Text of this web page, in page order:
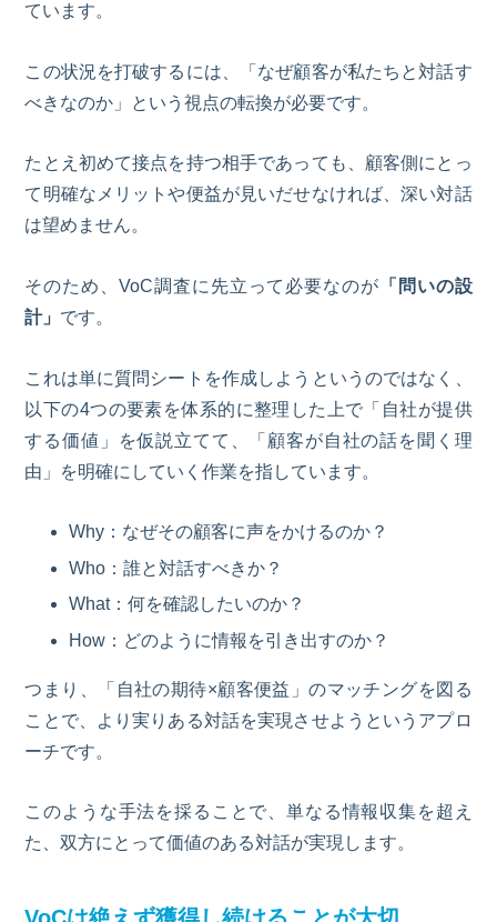
ています。
この状況を打破するには、「なぜ顧客が私たちと対話す
べきなのか」という視点の転換が必要です。
たとえ初めて接点を持つ相手であっても、顧客側にとっ
て明確なメリットや便益が見いだせなければ、深い対話
は望めません。
そのため、 VoC調査に先立って必要なのが 「問いの設
計」 です。
これは単に質問シートを作成しようというのではなく、
以下の4つの要素を体系的に整理した上で「自社が提供
する価値」を仮説立てて、「顧客が自社の話を聞く理
由」を明確にしていく作業を指しています。
Why ：なぜその顧客に声をかけるのか？
Who ：誰と対話すべきか？
What：何を確認したいのか？
How ：どのように情報を引き出すのか？
つまり、「自社の期待×顧客便益」のマッチングを図る
ことで、より実りある対話を実現させようというアプロ
ーチです。
このような手法を採ることで、単なる情報収集を超え
た、双方にとって価値のある対話が実現します。